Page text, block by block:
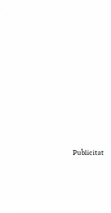
Publicitat